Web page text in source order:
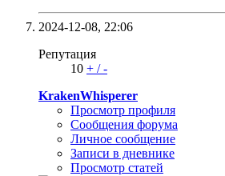
2024-12-08, 22:06
Репутация
10 + /-
KrakenWhisperer
Просмотр профиля
Сообщения форума
Личное сообщение
Записи в дневнике
Просмотр статей